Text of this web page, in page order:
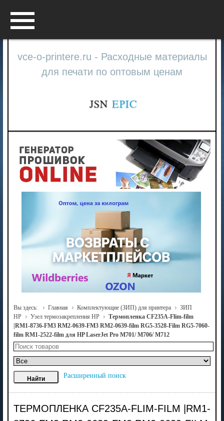
vce-o-printere.ru - Расходные материалы
для печати по оптовым ценам
Вы здесь: Главная Комплектующие (ЗИП) для принтера
ЗИП
HP
Узел термозакрепления HP
Термопленка CF235A-Flim-film
|RM1-8736-FM3 RM2-0639-FM3 RM2-0639-film RG5-3528-Film RG5-7060-
film RM1-2522-film для HP LaserJet Pro M701/ M706/ M712
Расширенный поиск
ТЕРМОПЛЕНКА CF235A-FLIM-FILM |RM1-